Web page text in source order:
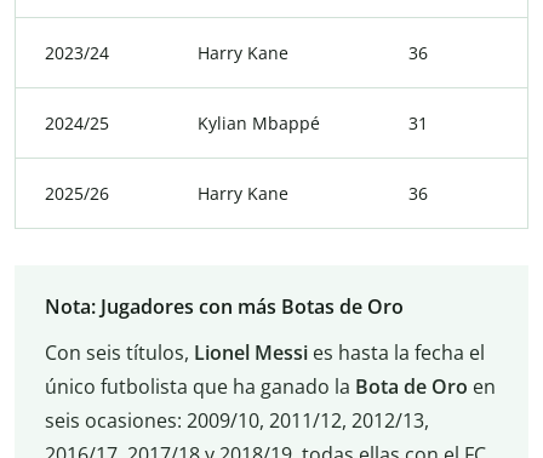
2023/24 Harry Kane 36
2024/25 Kylian Mbappé 31
2025/26 Harry Kane 36
Nota: Jugadores con más Botas de Oro
Con seis títulos, Lionel Messies hasta la fecha el
único futbolista que ha ganado la Bota de Oro en
seis ocasiones: 2009/10, 2011/12, 2012/13,